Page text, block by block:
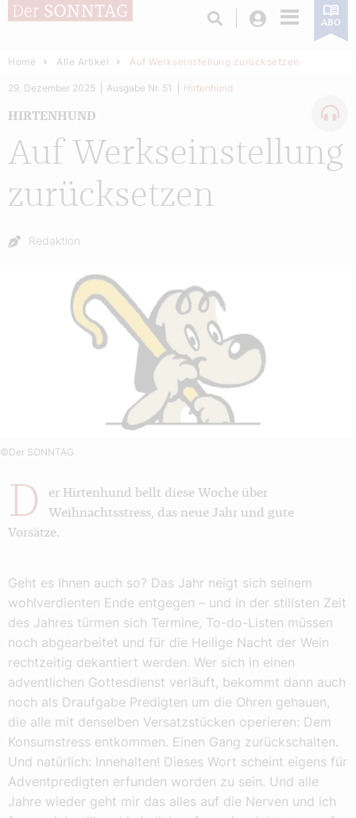
Login ABO
Home Alle Artikel Auf Werkseinstellung zurücksetzen
Auf Werkseinstellung
zurücksetzen
HIRTENHUND
29. Dezember 2025 Ausgabe Nr. 51 Hirtenhund
Autor:
Redaktion
©Der SONNTAG
D
er Hirtenhund bellt diese Woche über
Weihnachtsstress, das neue Jahr und gute
Vorsätze.
Geht es Ihnen auch so? Das Jahr neigt sich seinem
wohlverdienten Ende entgegen – und in der stillsten Zeit
des Jahres türmen sich Termine, To-do-Listen müssen
noch abgearbeitet und für die Heilige Nacht der Wein
rechtzeitig dekantiert werden. Wer sich in einen
adventlichen Gottes­dienst verläuft, bekommt dann auch
noch als Draufgabe Predigten um die Ohren gehauen,
die alle mit denselben Versatzstücken operieren: Dem
Konsumstress entkommen. Einen Gang zurückschalten.
Und natürlich: Innehalten! Dieses Wort scheint eigens für
Adventpredigten erfunden worden zu sein. Und alle
Jahre wieder geht mir das alles auf die Nerven und ich